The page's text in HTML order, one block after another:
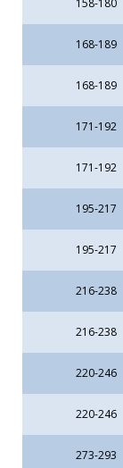
158-180
168-189
168-189
171-192
171-192
195-217
195-217
216-238
216-238
220-246
220-246
273-293